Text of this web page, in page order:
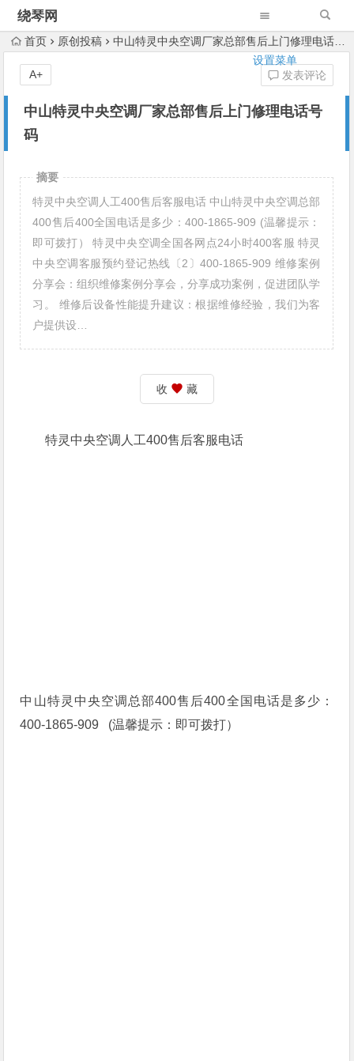
绕琴网
设置菜单
首页 原创投稿 中山特灵中央空调厂家总部售后上门修理电话号码
中山特灵中央空调厂家总部售后上门修理电话号
码
发表评论
A+
摘要
特灵中央空调人工400售后客服电话 中山特灵中央空调总部
400售后400全国电话是多少：400-1865-909 (温馨提示：
即可拨打） 特灵中央空调全国各网点24小时400客服 特灵
中央空调客服预约登记热线〔2〕400-1865-909 维修案例
分享会：组织维修案例分享会，分享成功案例，促进团队学
习。 维修后设备性能提升建议：根据维修经验，我们为客
户提供设…
收 藏
特灵中央空调人工400售后客服电话
中山特灵中央空调总部400售后400全国电话是多少：
400-1865-909 (温馨提示：即可拨打）